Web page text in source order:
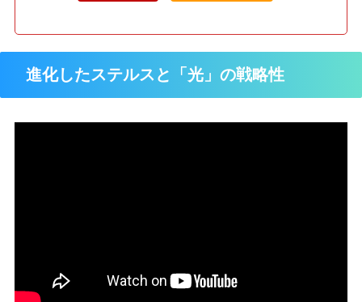
進化したステルスと「光」の戦略性